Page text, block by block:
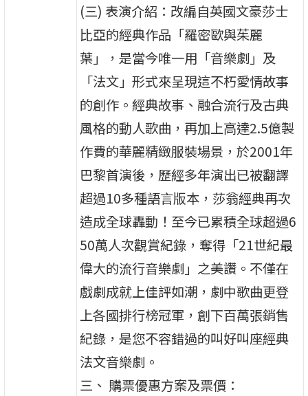
(三) 表演介紹：改編自英國文豪莎士
比亞的經典作品「羅密歐與茱麗
葉」，是當今唯一用「音樂劇」及
「法文」形式來呈現這不朽愛情故事
的創作。經典故事、融合流行及古典
風格的動人歌曲，再加上高達2.5億製
作費的華麗精緻服裝場景，於2001年
巴黎首演後，歷經多年演出已被翻譯
超過10多種語言版本，莎翁經典再次
造成全球轟動！至今已累積全球超過6
50萬人次觀賞紀錄，奪得「21世紀最
偉大的流行音樂劇」之美讚。不僅在
戲劇成就上佳評如潮，劇中歌曲更登
上各國排行榜冠軍，創下百萬張銷售
紀錄，是您不容錯過的叫好叫座經典
法文音樂劇。
三、 購票優惠方案及票價：